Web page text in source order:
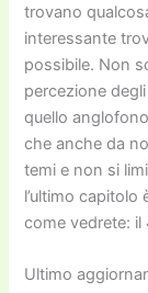
trovano
interessante
possibile. Non
percezione
quello
che anche da
temi e non si
l’ultimo
come vedrete: il
Ultimo